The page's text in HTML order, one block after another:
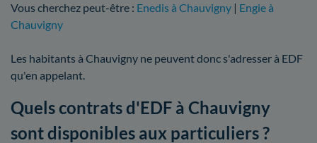
Vous cherchez peut-être : Enedis à Chauvigny | Engie à
Chauvigny
Les habitants à Chauvigny ne peuvent donc s'adresser à EDF
qu'en appelant.
Quels contrats d'EDF à Chauvigny
sont disponibles aux particuliers ?